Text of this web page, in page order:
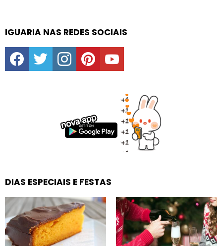
IGUARIA NAS REDES SOCIAIS
facebooktwitter instagrampinterestyoutube
DIAS ESPECIAIS E FESTAS